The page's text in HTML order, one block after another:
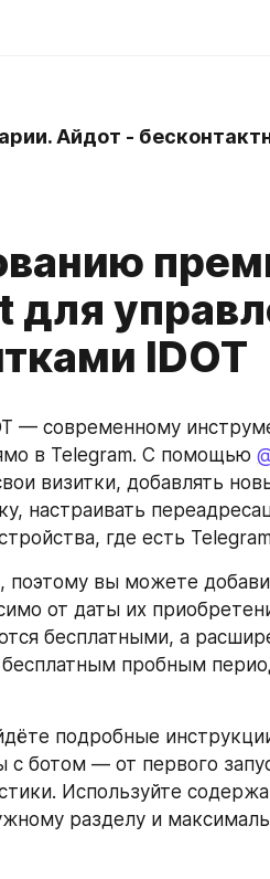
Айдот -
для
IDOT
— современному
в Telegram. С помощью
визитки, добавлять
настраивать
где есть
поэтому вы можете
от даты их
бесплатными, а
пробным
подробные
с ботом — от первого
Используйте
разделу и